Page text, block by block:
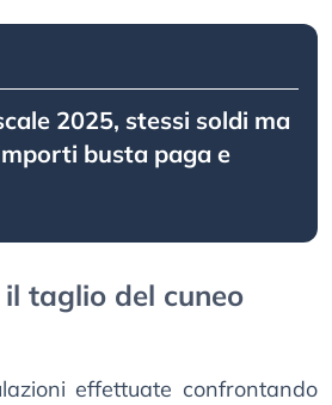
2025, stessi soldi ma
busta paga e
taglio del cuneo
effettuate confrontando